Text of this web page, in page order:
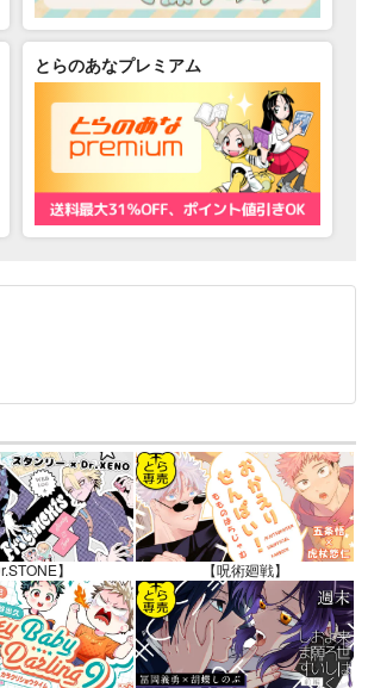
とらのあなプレミアム
】 【呪術廻戦】